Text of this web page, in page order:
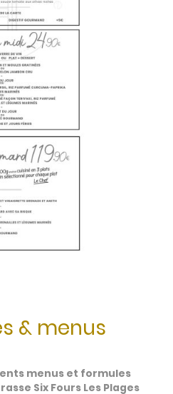
& menus
menus et formules
Six Fours Les Plages